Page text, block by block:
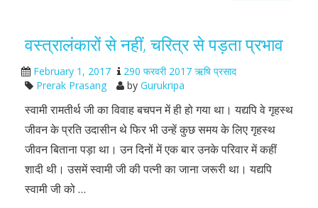
वस्त्रालंकारों से नहीं, चरित्र से पड़ता प्रभाव
February 1, 2017
290 फरवरी 2017 ऋषि प्रसाद
Prerak Prasang
by Gurukripa
स्वामी रामतीर्थ जी का विवाह बचपन में ही हो गया था। यद्यपि वे गृहस्थ
जीवन के प्रति उदासीन थे फिर भी उन्हें कुछ समय के लिए गृहस्थ
जीवन बिताना पड़ा था। उन दिनों में एक बार उनके परिवार में कहीं
शादी थी। उसमें स्वामी जी की पत्नी का जाना जरूरी था। यद्यपि
स्वामी जी को …